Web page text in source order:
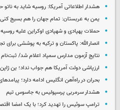
هشدار اطلاعاتی آمریکا: روسیه شاید به ناتو
یمن به عربستان: تمام جهان را هم بسیج
حملات پهپادی و شهپادی اوکراین علیه روسیه
انصارالله: پاکستان و ترکیه به پوششی برای
نتایج آزمون مدارس سمپاد اعلام شد/ ثبت‌نام
ارزپاشی دولت آمریکا هم جواب نداد؛ ین
بحران در راه‌آهن انگلیس ادامه دارد؛ پیامدهای قطعی 90
هشدار سرمربی پرسپولیس به جاسوس تیم
ترامپ سوئیس را تهدید کرد؛ با یک امضا